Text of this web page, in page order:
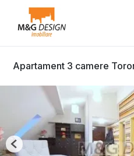
Apartament 3 camere
Previous